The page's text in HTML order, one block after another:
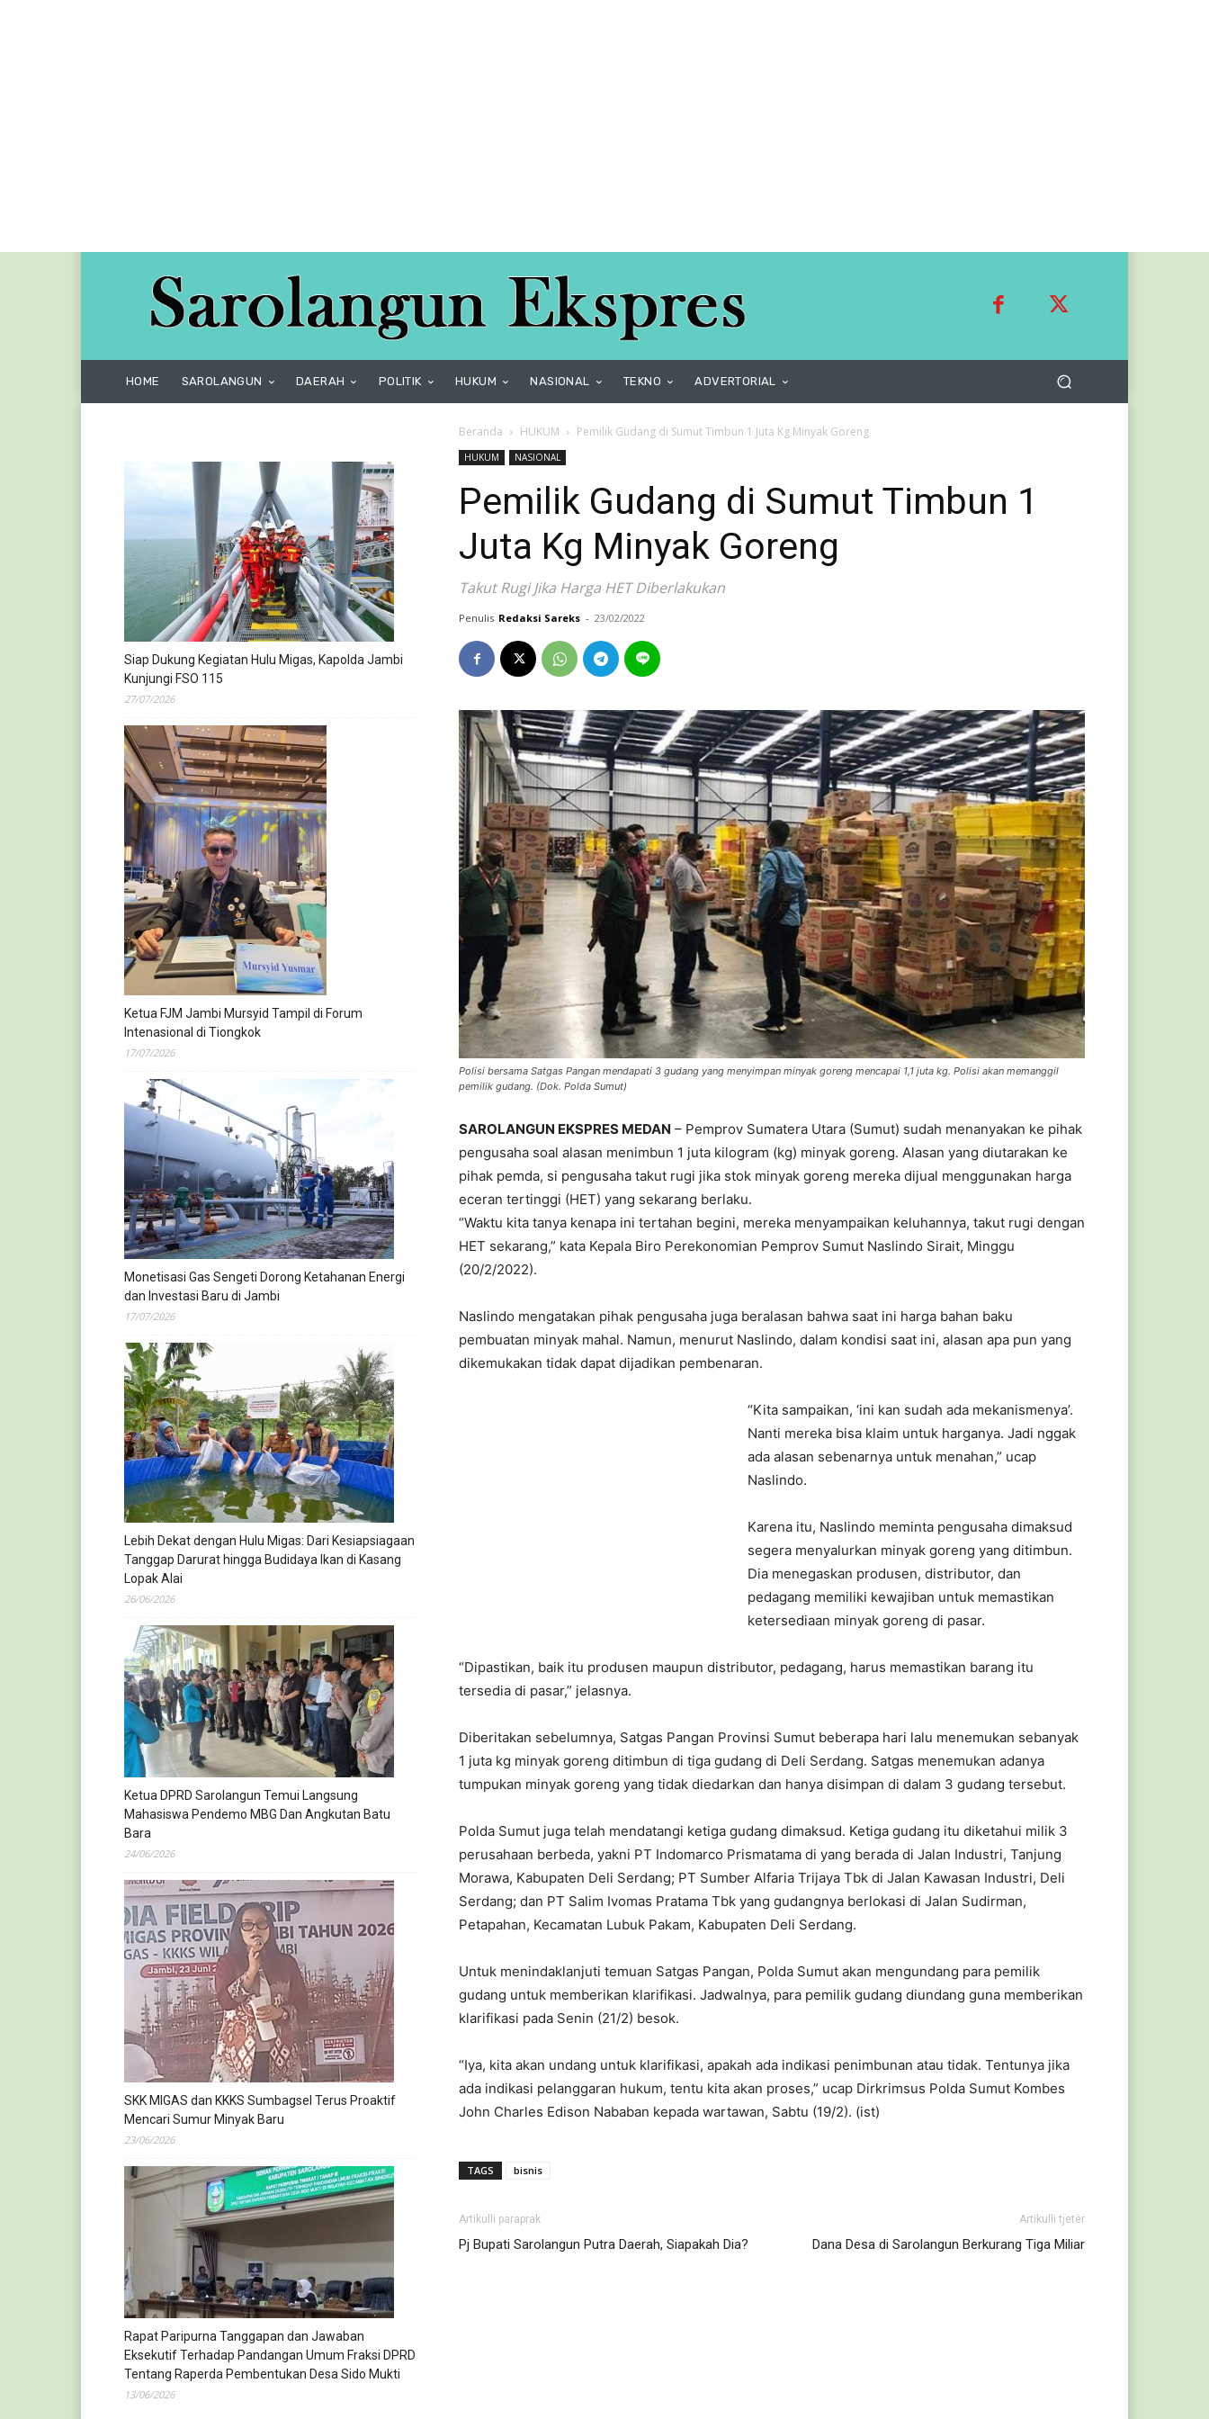
HOME SAROLANGUN DAERAH POLITIK HUKUM NASIONAL TEKNO ADVERTORIAL
Beranda HUKUM Pemilik Gudang di Sumut Timbun 1 Juta Kg Minyak Goreng
HUKUM NASIONAL
Pemilik Gudang di Sumut Timbun 1
Juta Kg Minyak Goreng
Takut Rugi Jika Harga HET Diberlakukan
Penulis Redaksi Sareks - 23/02/2022
Polisi bersama Satgas Pangan mendapati 3 gudang yang menyimpan minyak goreng mencapai 1,1 juta kg. Polisi akan memanggil
pemilik gudang. (Dok. Polda Sumut)
SAROLANGUN EKSPRES MEDAN – Pemprov Sumatera Utara (Sumut) sudah menanyakan ke pihak
pengusaha soal alasan menimbun 1 juta kilogram (kg) minyak goreng. Alasan yang diutarakan ke
pihak pemda, si pengusaha takut rugi jika stok minyak goreng mereka dijual menggunakan harga
eceran tertinggi (HET) yang sekarang berlaku.
“Waktu kita tanya kenapa ini tertahan begini, mereka menyampaikan keluhannya, takut rugi dengan
HET sekarang,” kata Kepala Biro Perekonomian Pemprov Sumut Naslindo Sirait, Minggu
(20/2/2022).
Naslindo mengatakan pihak pengusaha juga beralasan bahwa saat ini harga bahan baku
pembuatan minyak mahal. Namun, menurut Naslindo, dalam kondisi saat ini, alasan apa pun yang
dikemukakan tidak dapat dijadikan pembenaran.
“Kita sampaikan, ‘ini kan sudah ada mekanismenya’.
Nanti mereka bisa klaim untuk harganya. Jadi nggak
ada alasan sebenarnya untuk menahan,” ucap
Naslindo.
Karena itu, Naslindo meminta pengusaha dimaksud
segera menyalurkan minyak goreng yang ditimbun.
Dia menegaskan produsen, distributor, dan
pedagang memiliki kewajiban untuk memastikan
ketersediaan minyak goreng di pasar.
“Dipastikan, baik itu produsen maupun distributor, pedagang, harus memastikan barang itu
tersedia di pasar,” jelasnya.
Diberitakan sebelumnya, Satgas Pangan Provinsi Sumut beberapa hari lalu menemukan sebanyak
1 juta kg minyak goreng ditimbun di tiga gudang di Deli Serdang. Satgas menemukan adanya
tumpukan minyak goreng yang tidak diedarkan dan hanya disimpan di dalam 3 gudang tersebut.
Polda Sumut juga telah mendatangi ketiga gudang dimaksud. Ketiga gudang itu diketahui milik 3
perusahaan berbeda, yakni PT Indomarco Prismatama di yang berada di Jalan Industri, Tanjung
Morawa, Kabupaten Deli Serdang; PT Sumber Alfaria Trijaya Tbk di Jalan Kawasan Industri, Deli
Serdang; dan PT Salim Ivomas Pratama Tbk yang gudangnya berlokasi di Jalan Sudirman,
Petapahan, Kecamatan Lubuk Pakam, Kabupaten Deli Serdang.
Untuk menindaklanjuti temuan Satgas Pangan, Polda Sumut akan mengundang para pemilik
gudang untuk memberikan klarifikasi. Jadwalnya, para pemilik gudang diundang guna memberikan
klarifikasi pada Senin (21/2) besok.
“Iya, kita akan undang untuk klarifikasi, apakah ada indikasi penimbunan atau tidak. Tentunya jika
ada indikasi pelanggaran hukum, tentu kita akan proses,” ucap Dirkrimsus Polda Sumut Kombes
John Charles Edison Nababan kepada wartawan, Sabtu (19/2). (ist)
TAGS bisnis
Artikulli paraprak
Pj Bupati Sarolangun Putra Daerah, Siapakah Dia?
Artikulli tjetër
Dana Desa di Sarolangun Berkurang Tiga Miliar
Siap Dukung Kegiatan Hulu Migas, Kapolda Jambi
Kunjungi FSO 115
27/07/2026
Ketua FJM Jambi Mursyid Tampil di Forum
Intenasional di Tiongkok
17/07/2026
Monetisasi Gas Sengeti Dorong Ketahanan Energi
dan Investasi Baru di Jambi
17/07/2026
Lebih Dekat dengan Hulu Migas: Dari Kesiapsiagaan
Tanggap Darurat hingga Budidaya Ikan di Kasang
Lopak Alai
26/06/2026
Ketua DPRD Sarolangun Temui Langsung
Mahasiswa Pendemo MBG Dan Angkutan Batu
Bara
24/06/2026
SKK MIGAS dan KKKS Sumbagsel Terus Proaktif
Mencari Sumur Minyak Baru
23/06/2026
Rapat Paripurna Tanggapan dan Jawaban
Eksekutif Terhadap Pandangan Umum Fraksi DPRD
Tentang Raperda Pembentukan Desa Sido Mukti
13/06/2026